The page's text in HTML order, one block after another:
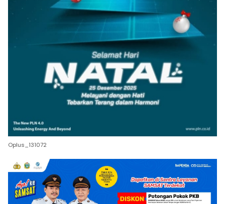
Oplus_131072